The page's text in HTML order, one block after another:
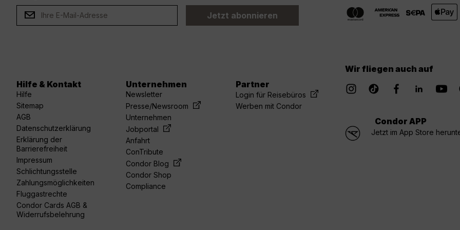
Jetzt abonnieren
Hilfe & Kontakt
Hilfe
Sitemap
AGB
Datenschutzerklärung
Erklärung der
Barrierefreiheit
Impressum
Schlichtungsstelle
Zahlungsmöglichkeiten
Fluggastrechte
Condor Cards AGB &
Widerrufsbelehrung
Unternehmen
Newsletter
Presse/Newsroom
Unternehmen
Jobportal
Anfahrt
ConTribute
Condor Blog
Condor Shop
Compliance
Partner
Login für Reisebüros
Werben mit Condor
Wir fliegen auch auf
Condor APP
Jetzt im App Store